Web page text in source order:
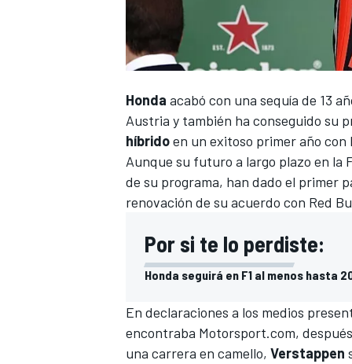
Honda acabó con una sequía de 13
Austria y también ha conseguido su
híbridoen un exitoso primer año con
Aunque su futuro a largo plazo en la
de su programa, han dado el primer
renovación de su acuerdo con Red
Por si te lo perdiste:
Honda seguirá en F1 al menos hasta
En declaraciones a los medios
encontraba Motorsport.com,
una carrera en camello, Verstappen